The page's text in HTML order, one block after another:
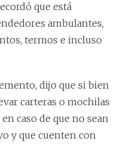
que está
ambulantes,
termos e incluso
dijo que si bien
carteras o mochilas
caso de que no sean
y que cuenten con